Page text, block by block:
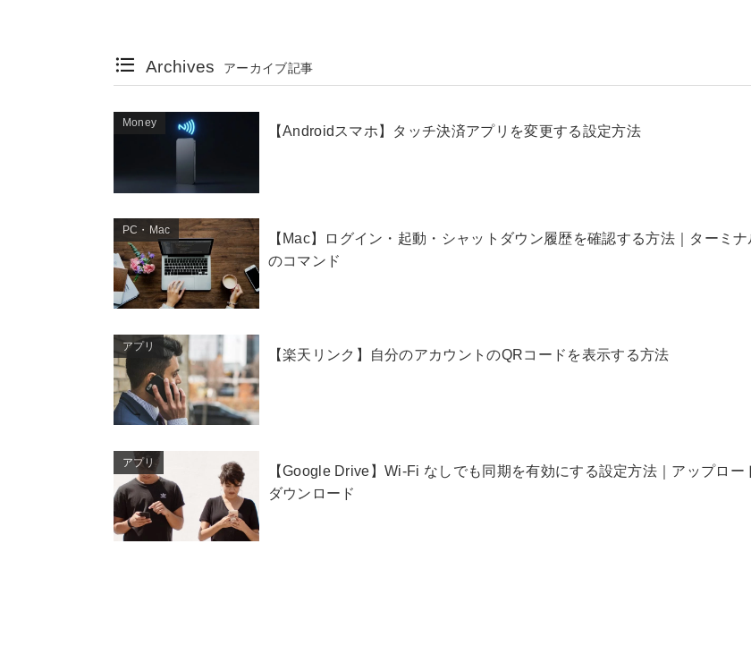
Archives アーカイブ記事
Money
【Androidスマホ】タッチ決済アプリを変更する設定方法
PC・Mac
【Mac】ログイン・起動・シャットダウン履歴を確認する方法｜ターミナ
のコマンド
アプリ
【楽天リンク】自分のアカウントのQRコードを表示する方法
アプリ
【Google Drive】Wi-Fi なしでも同期を有効にする設定方法｜アップロー
ダウンロード